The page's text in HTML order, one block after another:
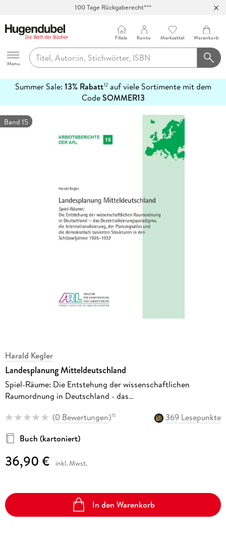
100 Tage Rückgaberecht***
Hugendubel
Menu
Filiale Konto Merkzettel Warenkorb
Summer Sale: 13% Rabatt12auf viele Sortimente mit dem
CodeSOMMER13
erfahren
Band 15
Harald Kegler
Landesplanung Mitteldeutschland
Spiel-Räume: Die Entstehung der wissenschaftlichen
Raumordnung in Deutschland - das
Planungsatlas und die demokratisch basierten Strukturen in
den Schlüsseljahren 1925-1932
(0 Bewertungen)15
369 Lesepunkte
Buch (kartoniert)
36,90 € inkl. Mwst.
In den Warenkorb